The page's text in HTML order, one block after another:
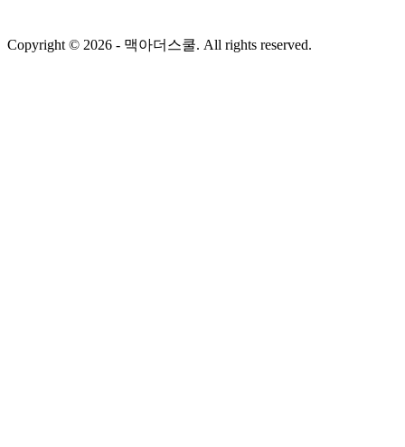
Copyright © 2026 - 맥아더스쿨. All rights reserved.